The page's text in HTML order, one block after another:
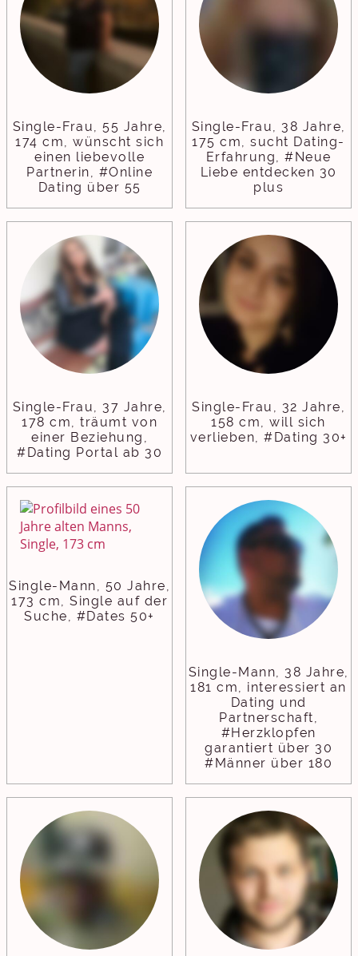
Single-Frau, 55 Jahre,
174 cm, wünscht sich
einen liebevolle
Partnerin, #Online
Dating über 55
Single-Frau, 38 Jahre,
175 cm, sucht Dating-
Erfahrung, #Neue
Liebe entdecken 30
plus
Single-Frau, 37 Jahre,
178 cm, träumt von
einer Beziehung,
#Dating Portal ab 30
Single-Frau, 32 Jahre,
158 cm, will sich
verlieben, #Dating 30+
Single-Mann, 50 Jahre,
173 cm, Single auf der
Suche, #Dates 50+
Single-Mann, 38 Jahre,
181 cm, interessiert an
Dating und
Partnerschaft,
#Herzklopfen
garantiert über 30
#Männer über 180